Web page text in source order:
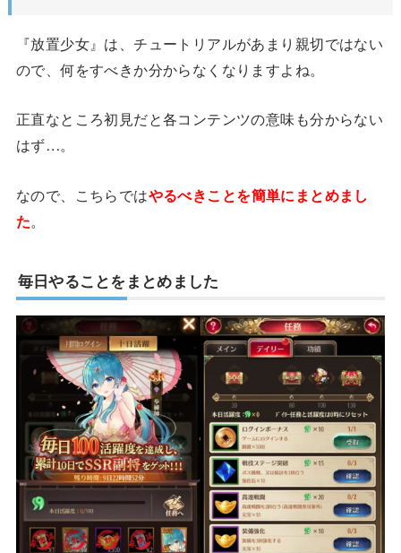
『放置少女』は、チュートリアルがあまり親切ではない
ので、何をすべきか分からなくなりますよね。
正直なところ初見だと各コンテンツの意味も分からない
はず…。
なので、こちらではやるべきことを簡単にまとめまし
た。
毎日やることをまとめました